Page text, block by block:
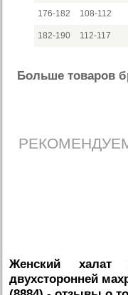
176-182 108-112
182-190 112-117
Больше товаров
Женский халат
двухсторонней